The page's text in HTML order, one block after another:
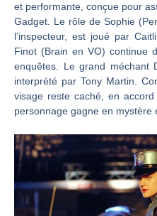
et performante, conçue pour
Gadget. Le rôle de Sophie
l’inspecteur, est joué par
Finot (Brain en VO) continue
enquêtes. Le grand méchant
interprété par Tony Martin.
visage reste caché, en
personnage gagne en mystère